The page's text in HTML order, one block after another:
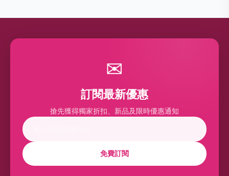
✉
訂閱最新優惠
搶先獲得獨家折扣、新品及限時優惠通知
免費訂閱